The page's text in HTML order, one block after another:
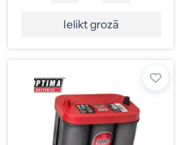
Ielikt grozā